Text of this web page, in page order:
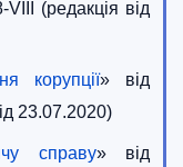
(редакція від
корупції» від
23.07.2020)
справу» від